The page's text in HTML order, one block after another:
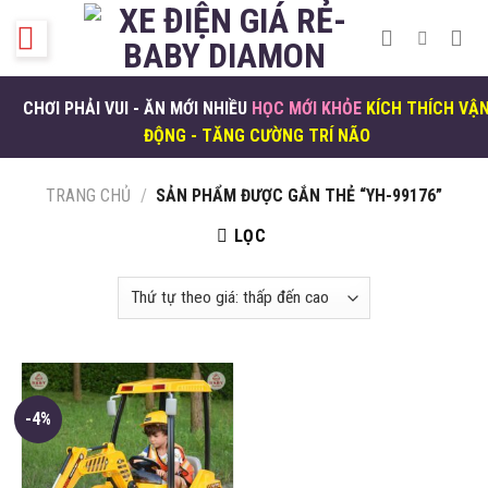
CHƠI PHẢI VUI - ĂN MỚI NHIỀU HỌC MỚI KHỎE KÍCH THÍCH
ĐỘNG - TĂNG CƯỜNG TRÍ NÃO
TRANG CHỦ / SẢN PHẨM ĐƯỢC GẮN THẺ “YH-99176”
LỌC
-4%